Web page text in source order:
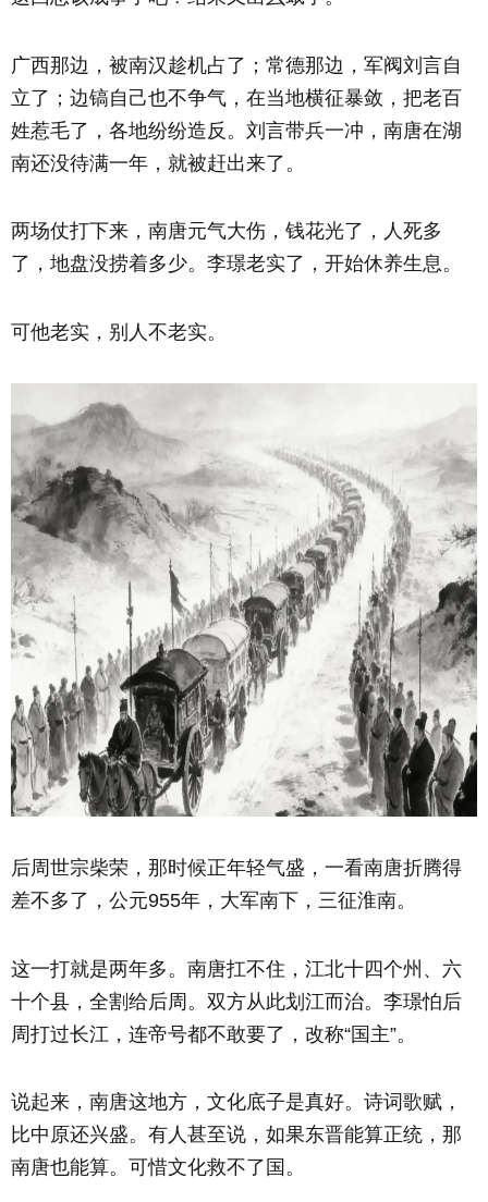
广西那边，被南汉趁机占了；常德那边，军阀刘言自
立了；边镐自己也不争气，在当地横征暴敛，把老百
姓惹毛了，各地纷纷造反。刘言带兵一冲，南唐在湖
南还没待满一年，就被赶出来了。
两场仗打下来，南唐元气大伤，钱花光了，人死多
了，地盘没捞着多少。李璟老实了，开始休养生息。
可他老实，别人不老实。
后周世宗柴荣，那时候正年轻气盛，一看南唐折腾得
差不多了，公元955年，大军南下，三征淮南。
这一打就是两年多。南唐扛不住，江北十四个州、六
十个县，全割给后周。双方从此划江而治。李璟怕后
周打过长江，连帝号都不敢要了，改称“国主”。
说起来，南唐这地方，文化底子是真好。诗词歌赋，
比中原还兴盛。有人甚至说，如果东晋能算正统，那
南唐也能算。可惜文化救不了国。